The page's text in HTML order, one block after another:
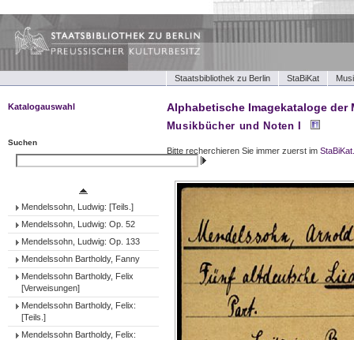
Staatsbibliothek zu Berlin StaBiKat
Katalogauswahl
Tonträger (Werke)
Tonträger (Interpreten)
Suchen
Mendelssohn, Ludwig: [Teils.]
Mendelssohn, Ludwig: Op. 52
Mendelssohn, Ludwig: Op. 133
Mendelssohn Bartholdy, Fanny
Mendelssohn Bartholdy, Felix
[Verweisungen]
Mendelssohn Bartholdy, Felix:
[Teils.]
Mendelssohn Bartholdy, Felix:
Alphabetische Imagekataloge der
Musikbücher und Noten I
Bitte recherchieren Sie immer zuerst im StaBiKat.